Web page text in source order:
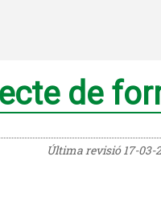
de
Última revisió17-03-